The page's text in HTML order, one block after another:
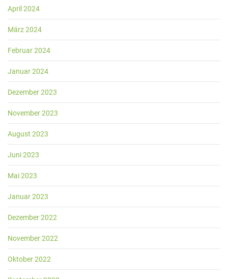
April 2024
März 2024
Februar 2024
Januar 2024
Dezember 2023
November 2023
August 2023
Juni 2023
Mai 2023
Januar 2023
Dezember 2022
November 2022
Oktober 2022